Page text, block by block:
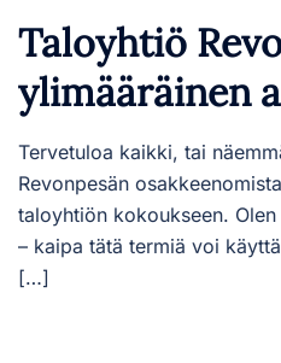
Taloyhtiö
ylimääräinen
Tervetuloa kaikki, tai
Revonpesän
taloyhtiön kokoukseen.
– kaipa tätä termiä voi
[…]